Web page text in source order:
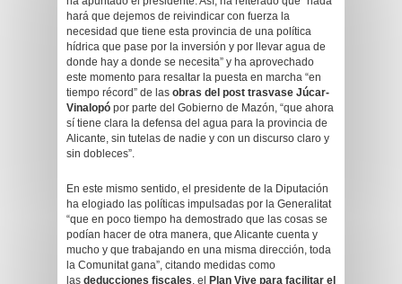
hará que dejemos de reivindicar con fuerza la
necesidad que tiene esta provincia de una política
hídrica que pase por la inversión y por llevar agua de
donde hay a donde se necesita” y ha aprovechado
este momento para resaltar la puesta en marcha “en
tiempo récord” de las obras del post trasvase Júcar-
Vinalopó por parte del Gobierno de Mazón, “que ahora
sí tiene clara la defensa del agua para la provincia de
Alicante, sin tutelas de nadie y con un discurso claro y
sin dobleces”.
En este mismo sentido, el presidente de la Diputación
ha elogiado las políticas impulsadas por la Generalitat
“que en poco tiempo ha demostrado que las cosas se
podían hacer de otra manera, que Alicante cuenta y
mucho y que trabajando en una misma dirección, toda
la Comunitat gana”, citando medidas como
las deducciones fiscales, el
Plan Vive para facilitar el